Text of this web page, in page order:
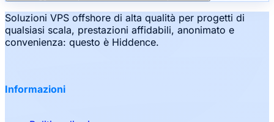
Soluzioni VPS offshore di alta qualità per progetti di
qualsiasi scala, prestazioni affidabili, anonimato e
convenienza: questo è Hiddence.
Informazioni